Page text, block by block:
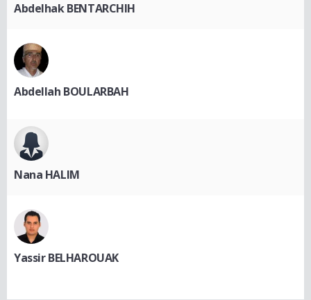
Abdelhak BENTARCHIH
Abdellah BOULARBAH
Nana HALIM
Yassir BELHAROUAK